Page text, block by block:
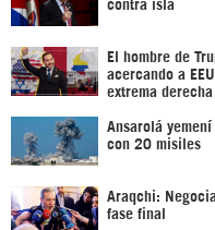
contra isla
El hombre de
acercando a
extrema derecha
Ansarolá
con 20 misiles
Araqchi:
fase final